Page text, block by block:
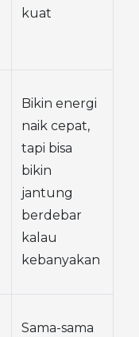
kuat
Bikin energi
naik cepat,
tapi bisa
bikin
jantung
berdebar
kalau
kebanyakan
Sama-sama